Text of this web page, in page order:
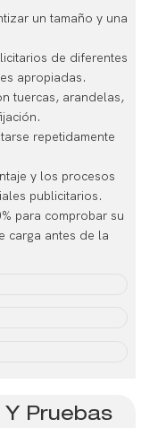
un tamaño y una
de diferentes
apropiadas.
tuercas, arandelas,
repetidamente
y los procesos
publicitarios.
para comprobar su
carga antes de la
Pruebas